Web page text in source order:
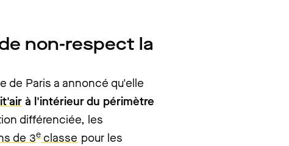
non-respect la
de Paris a annoncé qu'elle
à l'intérieur du périmètre
différenciée, les
de 3e classe pour les